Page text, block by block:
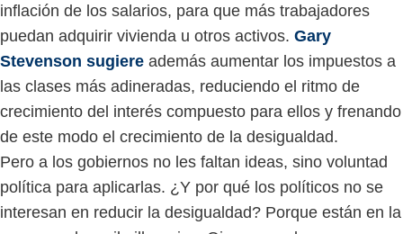
inflación de los salarios, para que más trabajadores
puedan adquirir vivienda u otros activos. Gary
Stevenson sugiere además aumentar los impuestos a
las clases más adineradas, reduciendo el ritmo de
crecimiento del interés compuesto para ellos y frenando
de este modo el crecimiento de la desigualdad.
Pero a los gobiernos no les faltan ideas, sino voluntad
política para aplicarlas. ¿Y por qué los políticos no se
interesan en reducir la desigualdad? Porque están en la